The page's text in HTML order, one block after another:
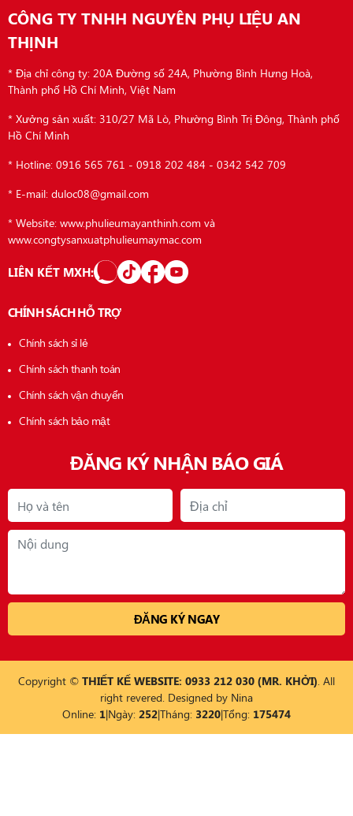
CÔNG TY TNHH NGUYÊN PHỤ LIỆU AN
THỊNH
* Địa chỉ công ty: 20A Đường số 24A, Phường Bình Hưng Hoà,
Thành phố Hồ Chí Minh, Việt Nam
* Xưởng sản xuất: 310/27 Mã Lò, Phường Bình Trị Đông, Thành phố
Hồ Chí Minh
* Hotline: 0916 565 761 - 0918 202 484 - 0342 542 709
* E-mail: duloc08@gmail.com
* Website: www.phulieumayanthinh.com và
www.congtysanxuatphulieumaymac.com
LIÊN KẾT MXH:
CHÍNH SÁCH HỖ TRỢ
Chính sách sỉ lẻ
Chính sách thanh toán
Chính sách vận chuyển
Chính sách bảo mật
ĐĂNG KÝ NHẬN BÁO GIÁ
Copyright © THIẾT KẾ WEBSITE: 0933 212 030 (MR. KHỞI). All
right revered. Designed by Nina
Online: 1|Ngày: 252|Tháng: 3220|Tổng: 175474